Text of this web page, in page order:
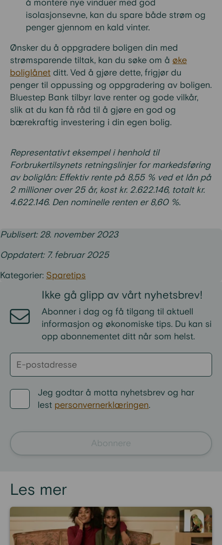
å montere nye vinduer med god
isolasjonsevne, kan du spare både strøm og
penger gjennom en kald vinter.
Ønsker du å oppgradere boligen din med
strømsparende tiltak, kan du søke om å øke
boliglånet ditt. Ved å gjøre dette, frigjør du
penger til oppussing og oppgradering av boligen.
Bluestep Bank tilbyr lave renter og gode vilkår,
slik at du kan få råd til å gjøre en god og
bærekraftig investering i din egen bolig.
Representativt eksempel i henhold til
Forbrukertilsynets retningslinjer for markedsføring
av boliglån: Effektiv rente på 8,55 % ved et lån på
2 millioner over 25 år, kost kr. 2.622.146, totalt kr.
4.622.146. Den nominelle renten er 8,60 %.
Publisert: 28. november 2023
Oppdatert: 7. februar 2025
Kategorier: Sparetips
Ikke gå glipp av vårt nyhetsbrev!
Abonner i dag og få tilgang til aktuell
informasjon og økonomiske tips. Du kan si
opp abonnementet ditt når som helst.
Jeg godtar å motta nyhetsbrev og har
lest personvernerklæringen.
Abonnere
Les mer